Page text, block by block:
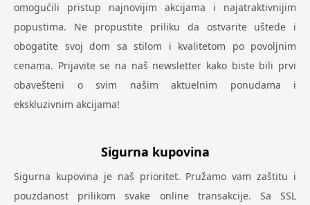
omogućili pristup najnovijim akcijama i najatraktivnijim
popustima. Ne propustite priliku da ostvarite uštede i
obogatite svoj dom sa stilom i kvalitetom po povoljnim
cenama. Prijavite se na naš newsletter kako biste bili prvi
obavešteni o svim našim aktuelnim ponudama i
ekskluzivnim akcijama!
Sigurna kupovina
Sigurna kupovina je naš prioritet. Pružamo vam zaštitu i
pouzdanost prilikom svake online transakcije. Sa SSL